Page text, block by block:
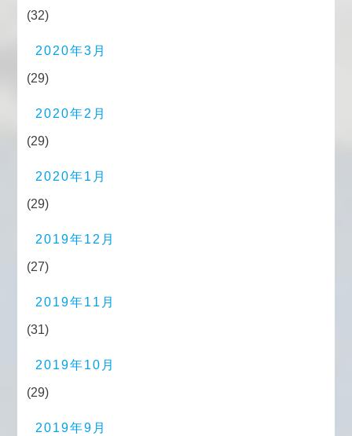
(32)
2020年3月
(29)
2020年2月
(29)
2020年1月
(29)
2019年12月
(27)
2019年11月
(31)
2019年10月
(29)
2019年9月